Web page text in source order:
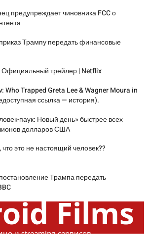
предупреждает чиновника FCC о
Трампу передать финансовые
трейлер | Netflix
Who Trapped Greta Lee & Wagner Moura in
ссылка — история).
паук: Новый день» быстрее всех
долларов США
это не настоящий человек??
Трампа передать
Films
и streaming-сервисов